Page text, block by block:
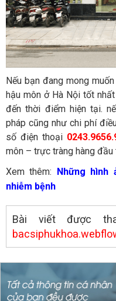
Nếu bạn đang mong
hậu môn ở Hà Nội tốt
đến thời điểm hiện tại.
pháp cũng như chi phí
số điện thoại
môn – trực tràng hàng đầu
Xem thêm:
Những
nhiễm bệnh
Bài viết được